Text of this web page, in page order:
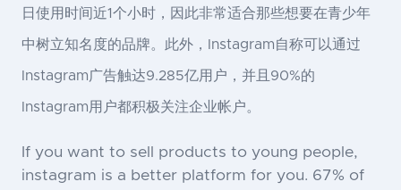
日使用时间近1个小时，因此非常适合那些想要在青少年
中树立知名度的品牌。此外，Instagram自称可以通过
Instagram广告触达9.285亿用户，并且90%的
Instagram用户都积极关注企业帐户。
If you want to sell products to young people,
instagram is a better platform for you. 67% of